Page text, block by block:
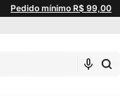
Pedido mínimo R$ 99,00